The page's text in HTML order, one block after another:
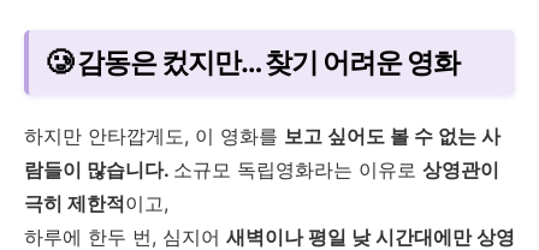
🥲 감동은 컸지만… 찾기 어려운 영화
하지만 안타깝게도, 이 영화를 보고 싶어도 볼 수 없는 사
람들이 많습니다. 소규모 독립영화라는 이유로 상영관이
극히 제한적이고,
하루에 한두 번, 심지어 새벽이나 평일 낮 시간대에만 상영